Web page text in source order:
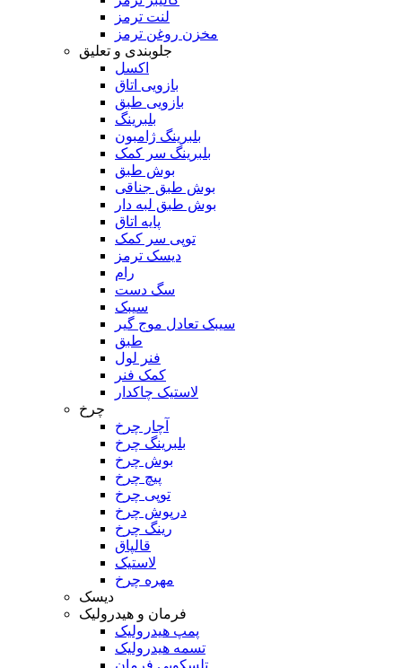
لنت ترمز
مخزن روغن ترمز
جلوبندی و تعلیق
اکسل
بازویی اتاق
بازویی طبق
بلبرینگ
بلبرینگ ژامبون
بلبرینگ سر کمک
بوش طبق
بوش طبق جناقی
بوش طبق لبه دار
پایه اتاق
توپی سر کمک
دیسک ترمز
رام
سگ دست
سیبک
سیبک تعادل موج گیر
طبق
فنر لول
کمک فنر
لاستیک چاکدار
چرخ
آچار چرخ
بلبرینگ چرخ
بوش چرخ
پیچ چرخ
توپی چرخ
درپوش چرخ
رینگ چرخ
قالپاق
لاستیک
مهره چرخ
دیسک
فرمان و هیدرولیک
پمپ هیدرولیک
تسمه هیدرولیک
تلسکوپی فرمان